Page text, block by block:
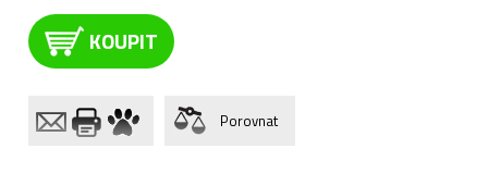
KOUPIT
Porovnat